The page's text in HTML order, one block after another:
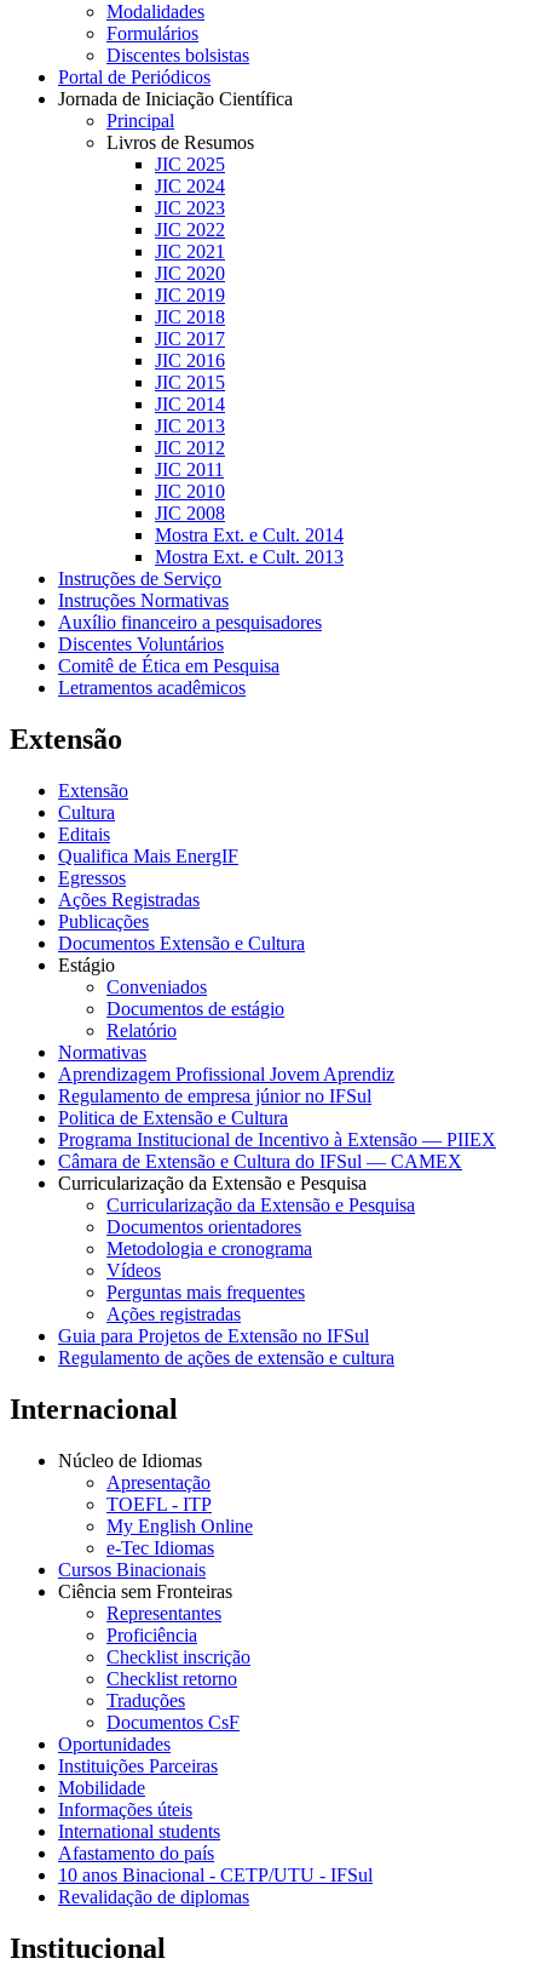
Modalidades
Formulários
Discentes bolsistas
Portal de Periódicos
Jornada de Iniciação Científica
Principal
Livros de Resumos
JIC 2025
JIC 2024
JIC 2023
JIC 2022
JIC 2021
JIC 2020
JIC 2019
JIC 2018
JIC 2017
JIC 2016
JIC 2015
JIC 2014
JIC 2013
JIC 2012
JIC 2011
JIC 2010
JIC 2008
Mostra Ext. e Cult. 2014
Mostra Ext. e Cult. 2013
Instruções de Serviço
Instruções Normativas
Auxílio financeiro a pesquisadores
Discentes Voluntários
Comitê de Ética em Pesquisa
Letramentos acadêmicos
Extensão
Extensão
Cultura
Editais
Qualifica Mais EnergIF
Egressos
Ações Registradas
Publicações
Documentos Extensão e Cultura
Estágio
Conveniados
Documentos de estágio
Relatório
Normativas
Aprendizagem Profissional Jovem Aprendiz
Regulamento de empresa júnior no IFSul
Politica de Extensão e Cultura
Programa Institucional de Incentivo à Extensão — PIIEX
Câmara de Extensão e Cultura do IFSul — CAMEX
Curricularização da Extensão e Pesquisa
Curricularização da Extensão e Pesquisa
Documentos orientadores
Metodologia e cronograma
Vídeos
Perguntas mais frequentes
Ações registradas
Guia para Projetos de Extensão no IFSul
Regulamento de ações de extensão e cultura
Internacional
Núcleo de Idiomas
Apresentação
TOEFL - ITP
My English Online
e-Tec Idiomas
Cursos Binacionais
Ciência sem Fronteiras
Representantes
Proficiência
Checklist inscrição
Checklist retorno
Traduções
Documentos CsF
Oportunidades
Instituições Parceiras
Mobilidade
Informações úteis
International students
Afastamento do país
10 anos Binacional - CETP/UTU - IFSul
Revalidação de diplomas
Institucional